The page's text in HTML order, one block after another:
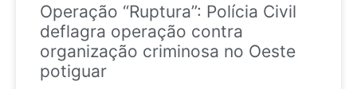
Operação “Ruptura”: Polícia Civil
deflagra operação contra
organização criminosa no Oeste
potiguar